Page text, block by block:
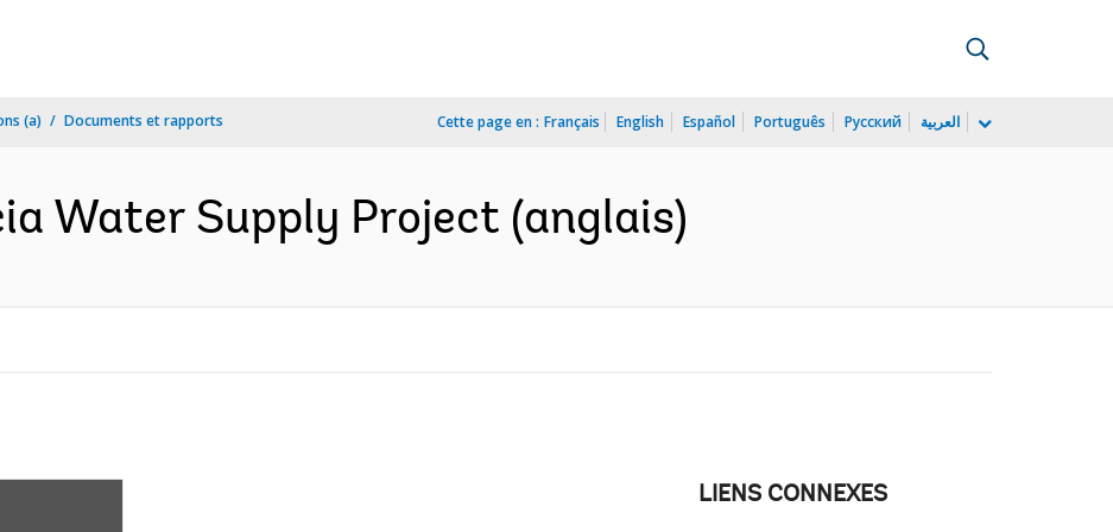
(a) Documents et rapports Cette page en : Français English Español Português Русский العربية
Water Supply Project (anglais)
LIENS CONNEXES